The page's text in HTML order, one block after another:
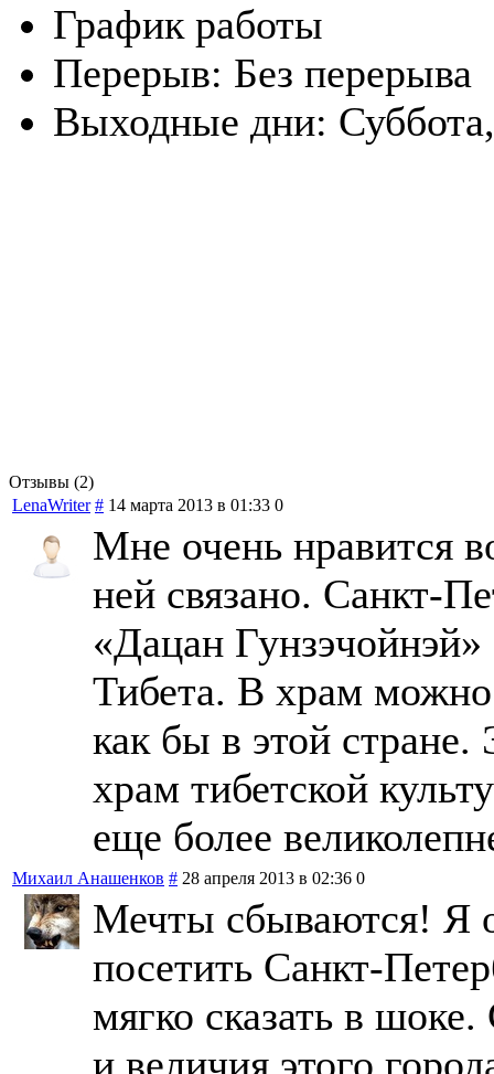
График работы
Перерыв: Без перерыва
Выходные дни:
Отзывы (2)
LenaWriter # 14 марта 2013 в 01:33 0
Мне очень нравится
ней связано. Санкт-
«Дацан Гунзэчойнэй»
Тибета. В храм можно
как бы в этой
храм тибетской
еще более
Михаил Анашенков # 28 апреля 2013 в 02:36 0
Мечты сбываются! Я
посетить Санкт-
мягко сказать в
и величия этого